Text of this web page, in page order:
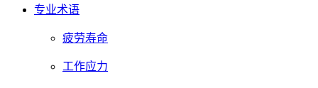
专业术语
疲劳寿命
工作应力